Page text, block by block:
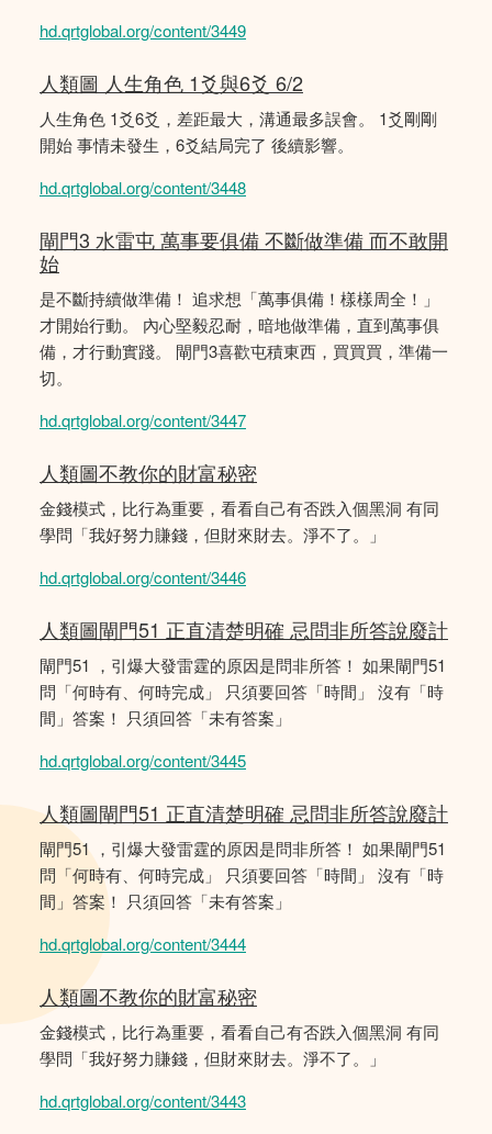
hd.qrtglobal.org/content/3449
人類圖 人生角色 1爻與6爻 6/2
人生角色 1爻6爻，差距最大，溝通最多誤會。 1爻剛剛
開始 事情未發生，6爻結局完了 後續影響。
hd.qrtglobal.org/content/3448
閘門3 水雷屯 萬事要俱備 不斷做準備 而不敢開
始
是不斷持續做準備！ 追求想「萬事俱備！樣樣周全！」
才開始行動。 內心堅毅忍耐，暗地做準備，直到萬事俱
備，才行動實踐。 閘門3喜歡屯積東西，買買買，準備一
切。
hd.qrtglobal.org/content/3447
人類圖不教你的財富秘密
金錢模式，比行為重要，看看自己有否跌入個黑洞 有同
學問「我好努力賺錢，但財來財去。淨不了。」
hd.qrtglobal.org/content/3446
人類圖閘門51 正直清楚明確 忌問非所答說廢計
閘門51 ，引爆大發雷霆的原因是問非所答！ 如果閘門51
問「何時有、何時完成」 只須要回答「時間」 沒有「時
間」答案！ 只須回答「未有答案」
hd.qrtglobal.org/content/3445
人類圖閘門51 正直清楚明確 忌問非所答說廢計
閘門51 ，引爆大發雷霆的原因是問非所答！ 如果閘門51
問「何時有、何時完成」 只須要回答「時間」 沒有「時
間」答案！ 只須回答「未有答案」
hd.qrtglobal.org/content/3444
人類圖不教你的財富秘密
金錢模式，比行為重要，看看自己有否跌入個黑洞 有同
學問「我好努力賺錢，但財來財去。淨不了。」
hd.qrtglobal.org/content/3443